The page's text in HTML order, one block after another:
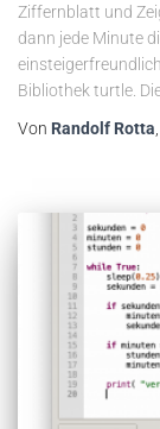
Ziffernblatt und
dann jede Minute
Bibliothek turtle.
Von Randolf Rotta